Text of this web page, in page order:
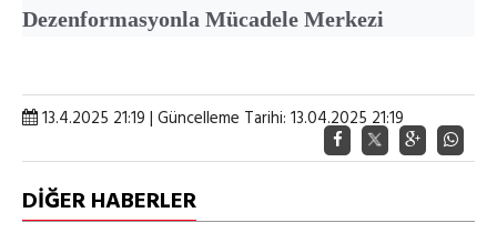
Dezenformasyonla Mücadele Merkezi
13.4.2025 21:19 | Güncelleme Tarihi: 13.04.2025 21:19
DİĞER HABERLER